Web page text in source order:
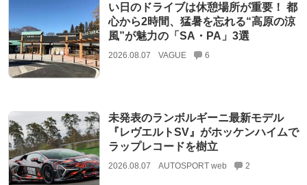
い日のドライブは休憩場所が重要！ 都
心から2時間、猛暑を忘れる“高原の涼
風”が魅力の「SA・PA」3選
2026.08.07 VAGUE 6
未発表のランボルギーニ最新モデル
『レヴエルトSV』がホッケンハイムで
ラップレコードを樹立
2026.08.07 AUTOSPORT web 2